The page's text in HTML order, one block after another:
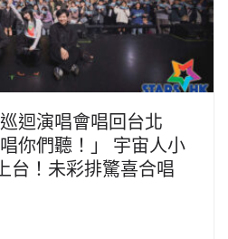
迴演唱會唱回台北
你們聽！」 宇宙人小
台！未彩排驚喜合唱